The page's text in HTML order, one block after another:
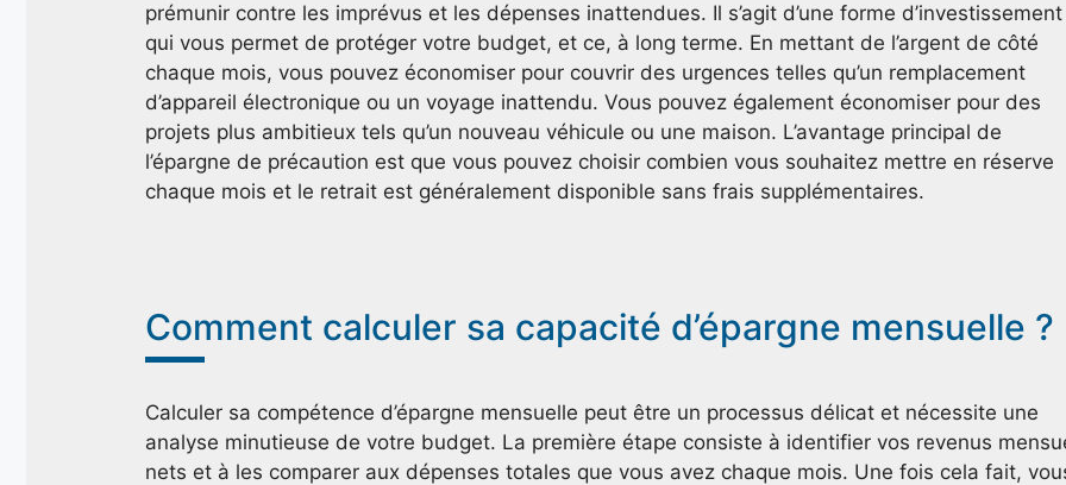
prémunir contre les imprévus et les dépenses inattendues. Il s’agit d’une forme d’investissement
qui vous permet de protéger votre budget, et ce, à long terme. En mettant de l’argent de côté
chaque mois, vous pouvez économiser pour couvrir des urgences telles qu’un remplacement
d’appareil électronique ou un voyage inattendu. Vous pouvez également économiser pour des
projets plus ambitieux tels qu’un nouveau véhicule ou une maison. L’avantage principal de
l’épargne de précaution est que vous pouvez choisir combien vous souhaitez mettre en réserve
chaque mois et le retrait est généralement disponible sans frais supplémentaires.
Comment calculer sa capacité d’épargne mensuelle ?
Calculer sa compétence d’épargne mensuelle peut être un processus délicat et nécessite une
analyse minutieuse de votre budget. La première étape consiste à identifier vos revenus
nets et à les comparer aux dépenses totales que vous avez chaque mois. Une fois cela fait,